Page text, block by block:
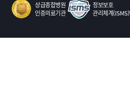
상급종합병원
인증의료기관
정보보호
관리체계